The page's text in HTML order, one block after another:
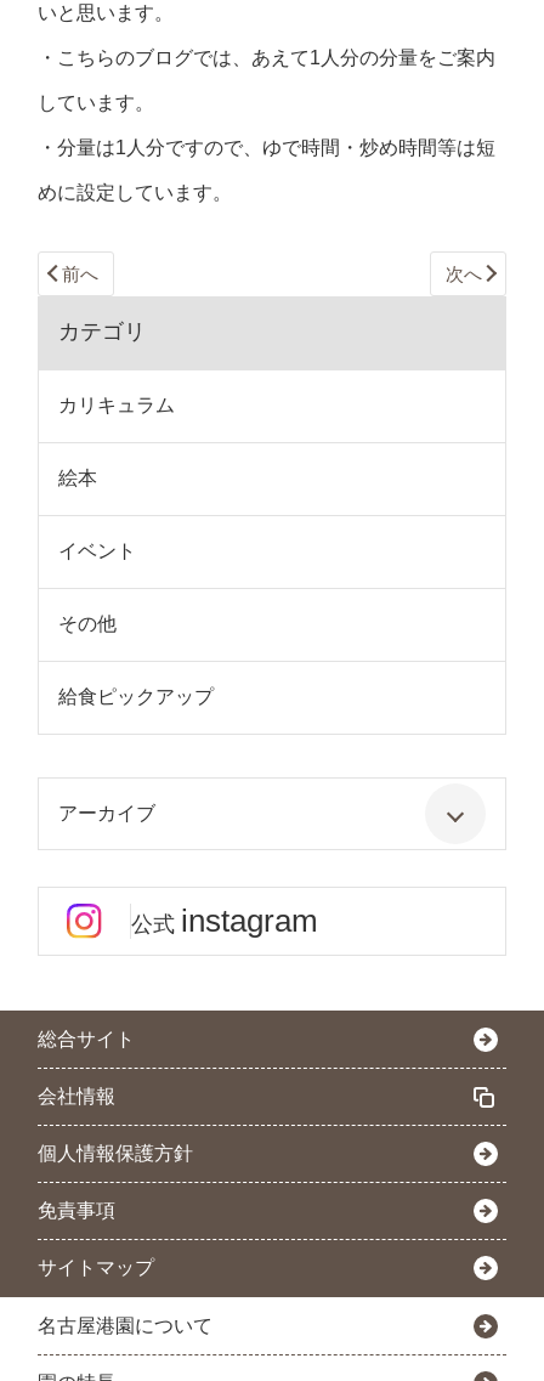
いと思います。
・こちらのブログでは、あえて1人分の分量をご案内
しています。
・分量は1人分ですので、ゆで時間・炒め時間等は短
めに設定しています。
前へ 次へ
カテゴリ
カリキュラム
絵本
イベント
その他
給食ピックアップ
アーカイブ
公式 instagram
総合サイト
会社情報
個人情報保護方針
免責事項
サイトマップ
名古屋港園について